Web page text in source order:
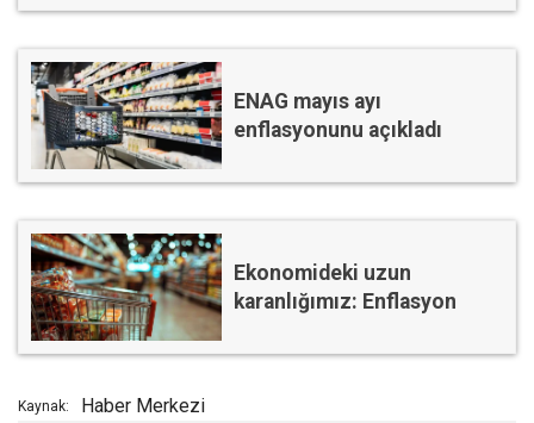
ENAG mayıs ayı
enflasyonunu açıkladı
Ekonomideki uzun
karanlığımız: Enflasyon
Kaynak: Haber Merkezi